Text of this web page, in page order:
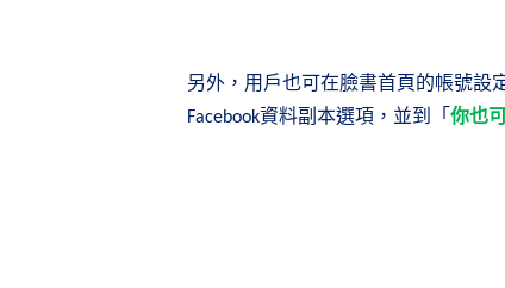
另外，用戶也可在臉書首頁的帳號設
Facebook資料副本選項，並到「你也